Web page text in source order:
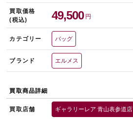
買取価格
(税込)
49,500 円
カテゴリー バッグ
ブランド エルメス
買取商品詳細
買取店舗 ギャラリーレア 青山表参道店